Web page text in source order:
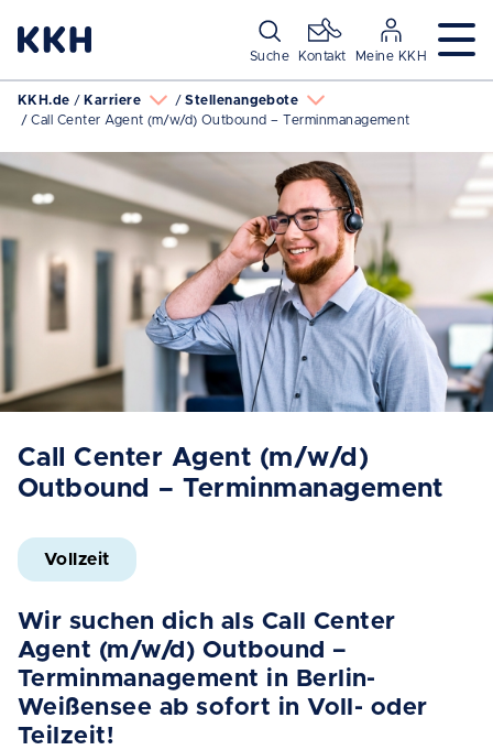
Suche Kontakt Meine KKH
KKH.de Karriere
Stellenangebote
Call Center Agent (m/w/d) Outbound – Terminmanagement
Call Center Agent (m/w/d)
Outbound – Terminmanagement
Vollzeit
Wir suchen dich als Call Center
Agent (m/w/d) Outbound –
Terminmanagement in Berlin-
Weißensee ab sofort in Voll- oder
Teilzeit!